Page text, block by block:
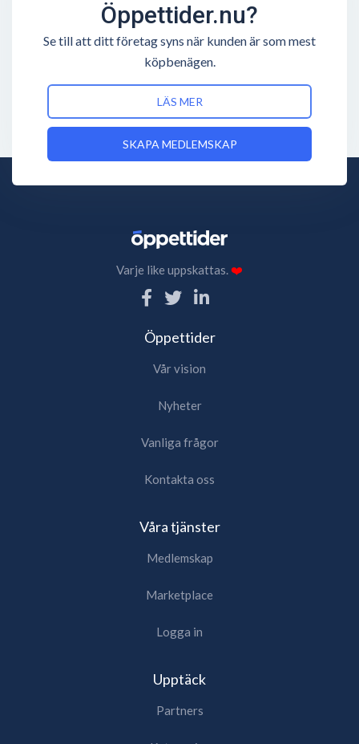
Öppettider.nu?
Se till att ditt företag syns när kunden är som mest
köpbenägen.
LÄS MER
SKAPA MEDLEMSKAP
Varje like uppskattas.❤️
Öppettider
Vår vision
Nyheter
Vanliga frågor
Kontakta oss
Våra tjänster
Medlemskap
Marketplace
Logga in
Upptäck
Partners